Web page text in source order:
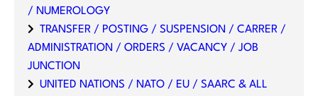
/ NUMEROLOGY
TRANSFER / POSTING / SUSPENSION / CARRER /
ADMINISTRATION / ORDERS / VACANCY / JOB
JUNCTION
UNITED NATIONS / NATO / EU / SAARC & ALL